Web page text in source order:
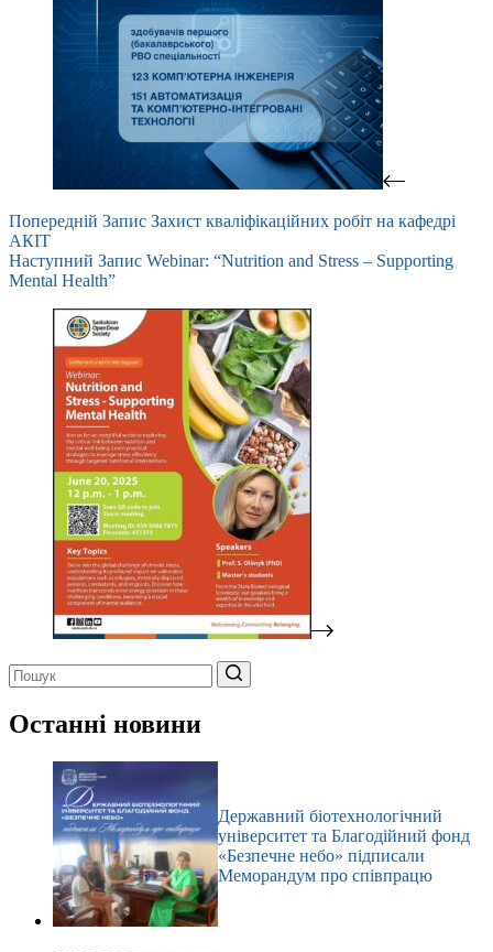
Попередній Запис Захист кваліфікаційних робіт на кафедрі
АКІТ
Наступний Запис Webinar: “Nutrition and Stress – Supporting
Mental Health”
результатів
Останні новини
Державний біотехнологічний
університет та Благодійний фонд
«Безпечне небо» підписали
Меморандум про співпрацю